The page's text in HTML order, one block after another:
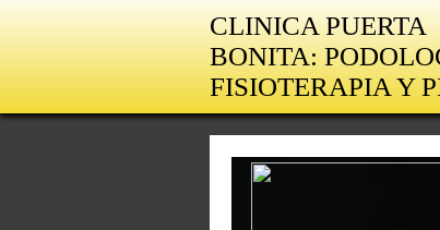
CLINICA PUERTA
BONITA:
FISIOTERAPIA Y